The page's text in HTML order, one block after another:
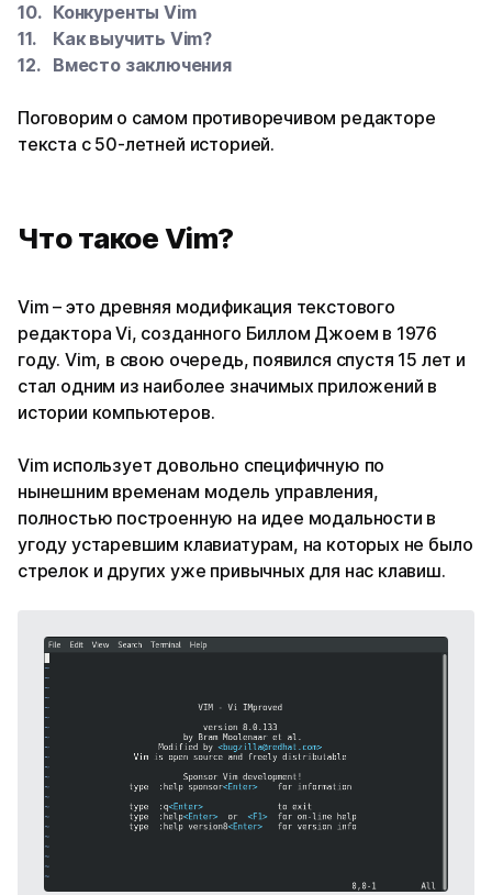
Конкуренты Vim
Как выучить Vim?
Вместо заключения
Поговорим о самом противоречивом редакторе
текста с 50-летней историей.
Что такое Vim?
Vim – это древняя модификация текстового
редактора Vi, созданного Биллом Джоем в 1976
году. Vim, в свою очередь, появился спустя 15 лет и
стал одним из наиболее значимых приложений в
истории компьютеров.
Vim использует довольно специфичную по
нынешним временам модель управления,
полностью построенную на идее модальности в
угоду устаревшим клавиатурам, на которых не было
стрелок и других уже привычных для нас клавиш.